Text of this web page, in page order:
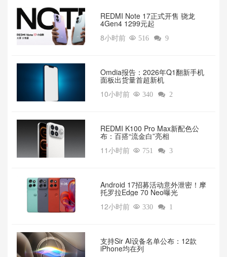
REDMI Note 17正式开售 骁龙
4Gen4 1299元起
8小时前  516  9
Omdia报告：2026年Q1翻新手机
面板出货量首超新机
10小时前  340  2
REDMI K100 Pro Max新配色公
布：百搭“流金白”亮相
11小时前  751  3
Android 17招募活动意外泄密！摩
托罗拉Edge 70 Neo曝光
12小时前  330  1
支持Sir AI设备名单公布：12款
iPhone均在列